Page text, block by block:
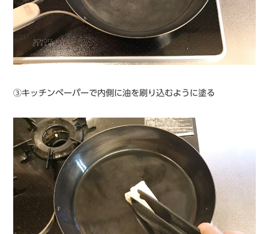
③キッチンペーパーで内側に油を刷り込むように塗る